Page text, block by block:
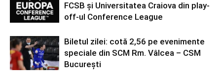
FCSB și Universitatea Craiova din play-
off-ul Conference League
Biletul zilei: cotă 2,56 pe evenimente
speciale din SCM Rm. Vâlcea – CSM
București